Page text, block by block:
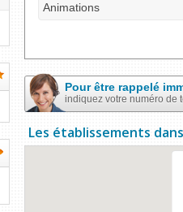
Animations
Pour être rappelé
indiquez votre numéro de
Les établissements